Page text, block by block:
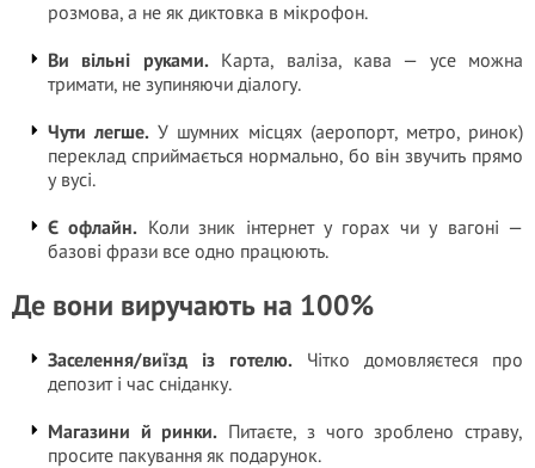
розмова, а не як диктовка в мікрофон.
Ви вільні руками.Карта, валіза, кава — усе можна
тримати, не зупиняючи діалогу.
Чути легше. У шумних місцях (аеропорт, метро, ринок)
переклад сприймається нормально, бо він звучить прямо
у вусі.
Є офлайн. Коли зник інтернет у горах чи у вагоні —
базові фрази все одно працюють.
Де вони виручають на 100%
Заселення/виїзд із готелю. Чітко домовляєтеся про
депозит і час сніданку.
Магазини й ринки. Питаєте, з чого зроблено страву,
просите пакування як подарунок.